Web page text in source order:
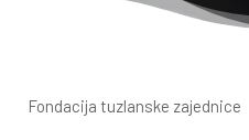
Fondacija tuzlanske zajednice